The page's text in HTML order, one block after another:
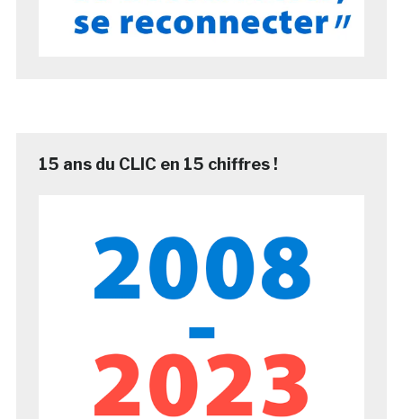
15 ans du CLIC en 15 chiffres !